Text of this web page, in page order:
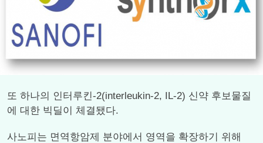
또 하나의 인터루킨-2(interleukin-2, IL-2) 신약 후보물질
에 대한 빅딜이 체결됐다.
사노피는 면역항암제 분야에서 영역을 확장하기 위해